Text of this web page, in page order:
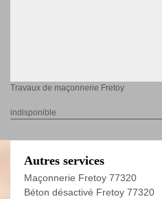
Travaux de maçonnerie Fretoy
indisponible
Autres services
Maçonnerie Fretoy 77320
Béton désactivé Fretoy 77320